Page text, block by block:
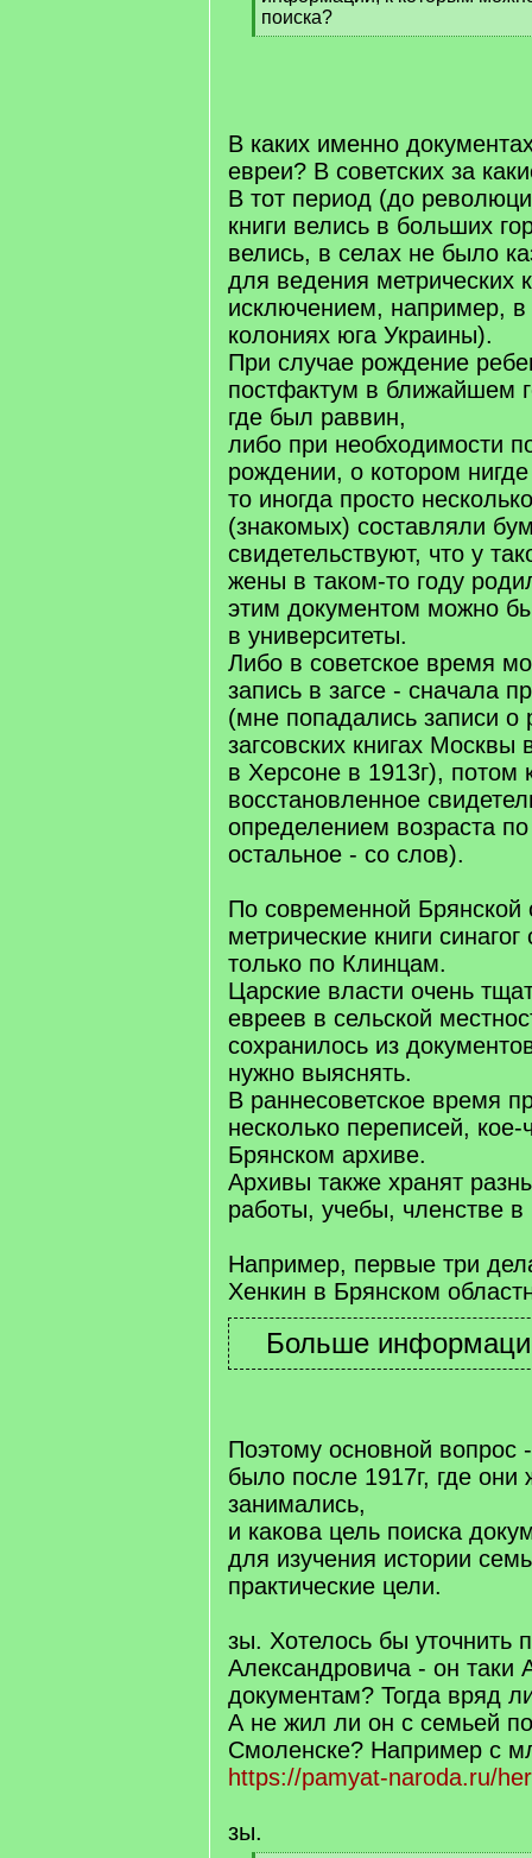
поиска?
[
В каких именно
евреи? В советских за
В тот период (до
книги велись в больших
велись, в селах не было
для ведения метрических
исключением, например, в
колониях юга Украины).
При случае рождение
постфактум в ближайшем
где был раввин,
либо при необходимости
рождении, о котором
то иногда просто
(знакомых) составляли
свидетельствуют, что у
жены в таком-то году
этим документом можно
в университеты.
Либо в советское время
запись в загсе - сначала
(мне попадались записи о
загсовских книгах Москвы
в Херсоне в 1913г), потом
восстановленное
определением возраста
остальное - со слов).
По современной Брянской
метрические книги
только по Клинцам.
Царские власти очень
евреев в сельской
сохранилось из
нужно выяснять.
В раннесоветское время
несколько переписей, кое-
Брянском архиве.
Архивы также хранят
работы, учебы, членстве в
Например, первые три
Хенкин в Брянском
Поэтому основной вопрос
было после 1917г, где они
занимались,
и какова цель поиска
для изучения истории
практические цели.
зы. Хотелось бы уточнить
Александровича - он таки
документам? Тогда вряд
А не жил ли он с семьей
Смоленске? Например с
https://pamyat-naroda.ru/
зы.